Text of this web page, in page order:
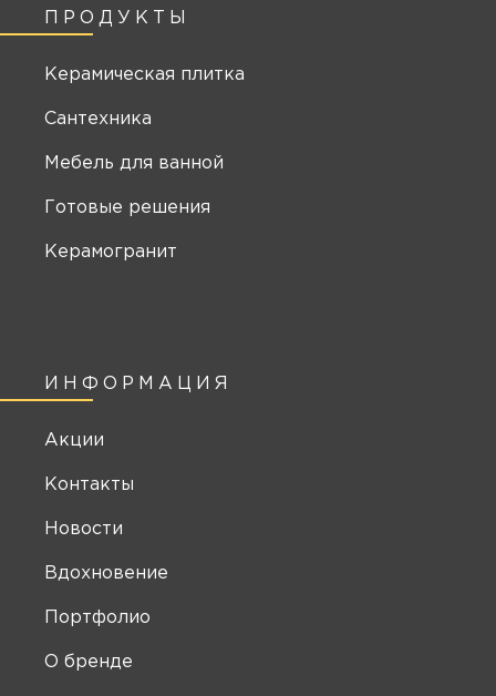
ИНФОРМАЦИЯ
Акции
Контакты
Новости
Вдохновение
Портфолио
О бренде
ПРОДУКТЫ
Керамическая плитка
Сантехника
Мебель для ванной
Готовые решения
Керамогранит